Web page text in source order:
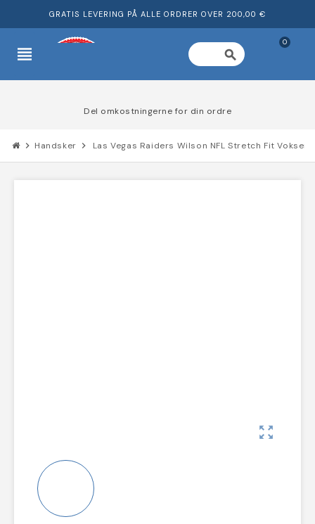
GRATIS LEVERING PÅ ALLE ORDRER OVER 200,00 €
view_headline search
0
Del omkostningerne for din ordre
chevron_right Handsker chevron_right Las Vegas Raiders Wilson NFL Stretch Fit
zoom_out_map